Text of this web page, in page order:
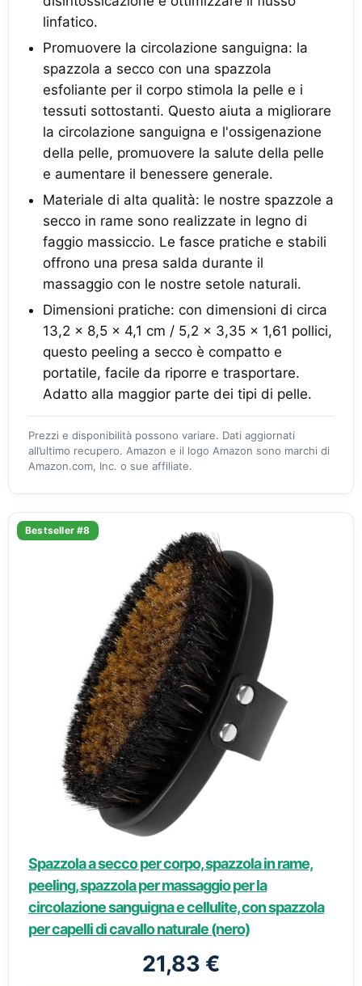
linfatico.
Promuovere la circolazione sanguigna: la
spazzola a secco con una spazzola
esfoliante per il corpo stimola la pelle e i
tessuti sottostanti. Questo aiuta a migliorare
la circolazione sanguigna e l'ossigenazione
della pelle, promuovere la salute della pelle
e aumentare il benessere generale.
Materiale di alta qualità: le nostre spazzole a
secco in rame sono realizzate in legno di
faggio massiccio. Le fasce pratiche e stabili
offrono una presa salda durante il
massaggio con le nostre setole naturali.
Dimensioni pratiche: con dimensioni di circa
13,2 x 8,5 x 4,1 cm / 5,2 x 3,35 x 1,61 pollici,
questo peeling a secco è compatto e
portatile, facile da riporre e trasportare.
Adatto alla maggior parte dei tipi di pelle.
Prezzi e disponibilità possono variare. Dati aggiornati
all’ultimo recupero. Amazon e il logo Amazon sono marchi di
Amazon.com, Inc. o sue affiliate.
Bestseller #8
Spazzola a secco per corpo, spazzola in rame,
peeling, spazzola per massaggio per la
circolazione sanguigna e cellulite, con spazzola
per capelli di cavallo naturale (nero)
21,83 €